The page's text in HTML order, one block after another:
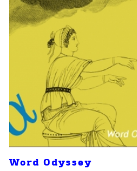
Word Odyssey
ค้นหา
SHARE TWEET